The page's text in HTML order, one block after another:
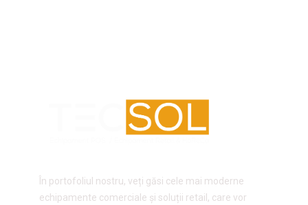
În portofoliul nostru, veți găsi cele mai moderne
echipamente comerciale și soluții retail, care vor